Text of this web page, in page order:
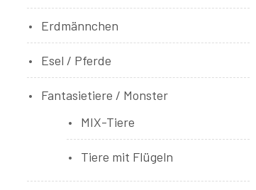
Erdmännchen
Esel / Pferde
Fantasietiere / Monster
MIX-Tiere
Tiere mit Flügeln